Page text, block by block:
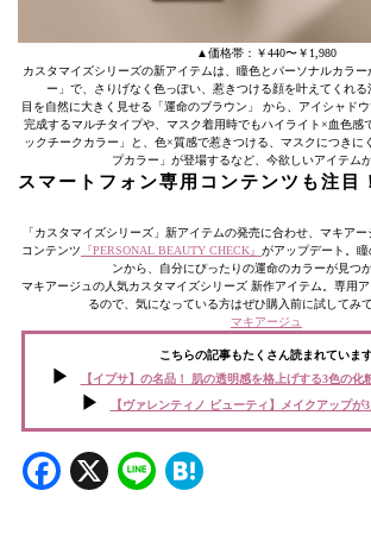
▲価格帯：￥440〜￥1,980
カスタマイズシリーズの新アイテムは、瞳色とパーソナルカラ
ー」で、さりげなく色っぽい、惹きつける顔を叶えてくれる
目を自然に大きく見せる「運命のブラウン」 から、アイシャド
完成するマルチタイプや、マスク着用時でもハイライト×血色感
ックチークカラー」と、色×質感で惹きつける、マスクにつきに
プカラー」が登場するなど、今欲しいアイテムが
スマートフォン専用コンテンツも注目！
「カスタマイズシリーズ」新アイテムの発売に合わせ、マキア
コンテンツ 『PERSONAL BEAUTY CHECK』 がアップデート。
ンから、自分にぴったりの運命のカラーが見つか
マキアージュの人気カスタマイズシリーズ 新作アイテム。専用
るので、気になっている方はぜひ購入前に試してみ
マキアージュ
こちらの記事もたくさん読まれていま
【イプサ】の名品！ 肌の透明感を格上げする3色の化
【ヴァレンティノ ビューティ】メイクアップが
Facebook
X Line